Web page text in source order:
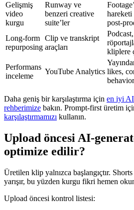
Gelişmiş
video
kurgu
Runway ve
benzeri creative
suite’ler
hareketi
post-
Long-form
repurposing
Clip ve transkript
araçları
kliplere
Performans
inceleme
YouTube Analytics likes,
Daha geniş bir karşılaştırma için en iyi
rehberimize bakın. Prompt-first üretim
karşılaştırmamızı kullanın.
Upload öncesi AI-
optimize edilir?
Üretilen klip yalnızca başlangıçtır.
yarışır, bu yüzden kurgu fikri hemen
Upload öncesi kontrol listesi: